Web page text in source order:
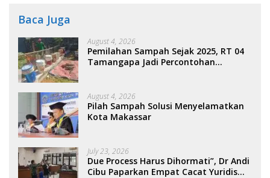
Baca Juga
August 4, 2026
Pemilahan Sampah Sejak 2025, RT 04
Tamangapa Jadi Percontohan
August 4, 2026
Pilah Sampah Solusi Menyelamatkan
Kota Makassar
July 23, 2026
Due Process Harus Dihormati”, Dr Andi
Cibu Paparkan Empat Cacat Yuridis